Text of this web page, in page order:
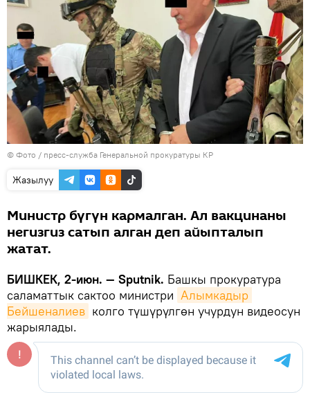
© Фото / пресс-служба Генеральной прокуратуры КР
Жазылуу
Министр бүгүн кармалган. Ал вакцинаны
негизгиз сатып алган деп айыпталып
жатат.
БИШКЕК, 2-июн. — Sputnik. Башкы прокуратура
саламаттык сактоо министри Алымкадыр
Бейшеналиев колго түшүрүлгөн учурдун видеосун
жарыялады.